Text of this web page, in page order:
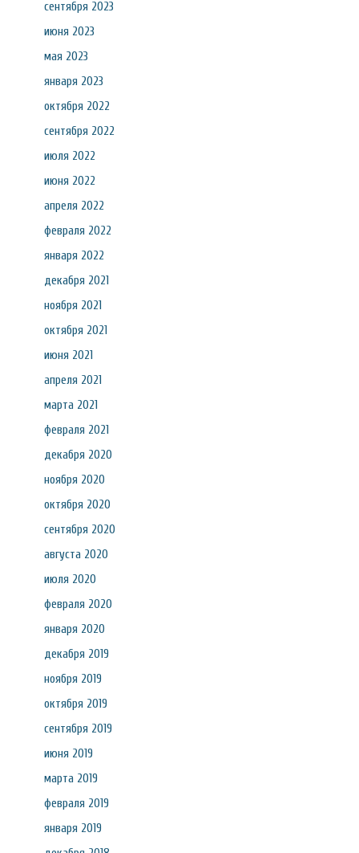
сентября 2023
июня 2023
мая 2023
января 2023
октября 2022
сентября 2022
июля 2022
июня 2022
апреля 2022
февраля 2022
января 2022
декабря 2021
ноября 2021
октября 2021
июня 2021
апреля 2021
марта 2021
февраля 2021
декабря 2020
ноября 2020
октября 2020
сентября 2020
августа 2020
июля 2020
февраля 2020
января 2020
декабря 2019
ноября 2019
октября 2019
сентября 2019
июня 2019
марта 2019
февраля 2019
января 2019